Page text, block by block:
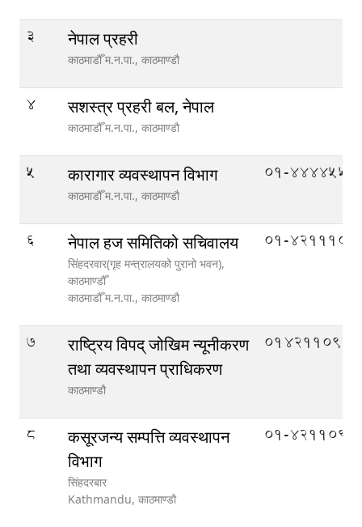
3 नेपाल प्रहरी
काठमाडौँ म.न.पा., काठमाण्डौ
4 सशस्त्र प्रहरी बल, नेपाल
काठमाडौँ म.न.पा., काठमाण्डौ
5 कारागार व्यवस्थापन विभाग
काठमाडौँ म.न.पा., काठमाण्डौ
01-4444552
6 नेपाल हज समितिको सचिवालय
सिंहदरवार(गृह मन्त्रालयको पुरानो भवन),
काठमाण्डौँ
काठमाडौँ म.न.पा., काठमाण्डौ
01-4211104
7
राष्ट्रिय विपद् जोखिम न्यूनीकरण
तथा व्यवस्थापन प्राधिकरण
काठमाण्डौ
014211090
8
कसूरजन्य सम्पत्ति व्यवस्थापन
विभाग
सिंहदरबार
Kathmandu, काठमाण्डौ
01-4211093